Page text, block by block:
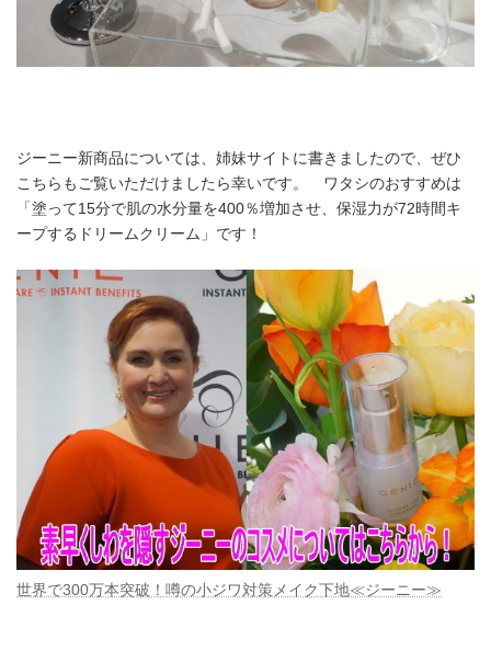
ジーニー新商品については、姉妹サイトに書きましたので、ぜひ
こちらもご覧いただけましたら幸いです。 ワタシのおすすめは
「塗って15分で肌の水分量を400％増加させ、保湿力が72時間キ
ープするドリームクリーム」です！
世界で300万本突破！噂の小ジワ対策メイク下地≪ジーニー≫